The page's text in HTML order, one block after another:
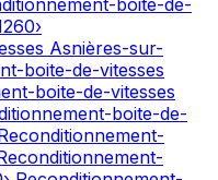
boite-de-
›
Asnières-sur-
boite-de-vitesses
boite-de-vitesses
boite-de-